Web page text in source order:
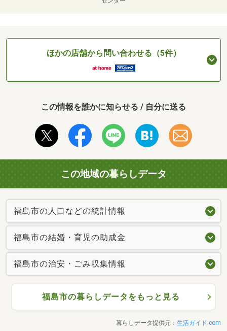
ほかの店舗から問い合わせる（5件）
この情報を誰かに知らせる / 自分に送る
この地域の暮らしデータ
福島市の人口などの統計情報
福島市の結婚・育児の助成金
福島市の治安・ごみ収集情報
福島市の暮らしデータをもっと見る
暮らしデータ提供元： 生活ガイド.com